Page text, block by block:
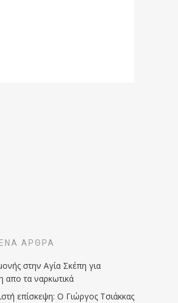
ΆΡΘΡΑ
στην Αγία Σκέπη για
απο τα ναρκωτικά
επίσκεψη: Ο Γιώργος Τσιάκκας